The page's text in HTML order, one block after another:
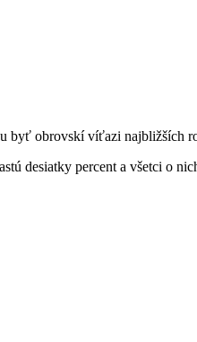
byť obrovskí víťazi najbližších
desiatky percent a všetci o